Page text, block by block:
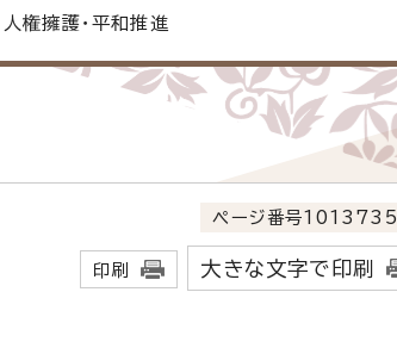
権擁護・平和推進
ページ番号1013735
印刷 大きな文字で印刷